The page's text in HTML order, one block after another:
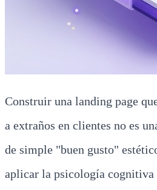
Construir una landing page
a extraños en clientes no es
de simple "buen gusto"
aplicar la psicología cognitiva